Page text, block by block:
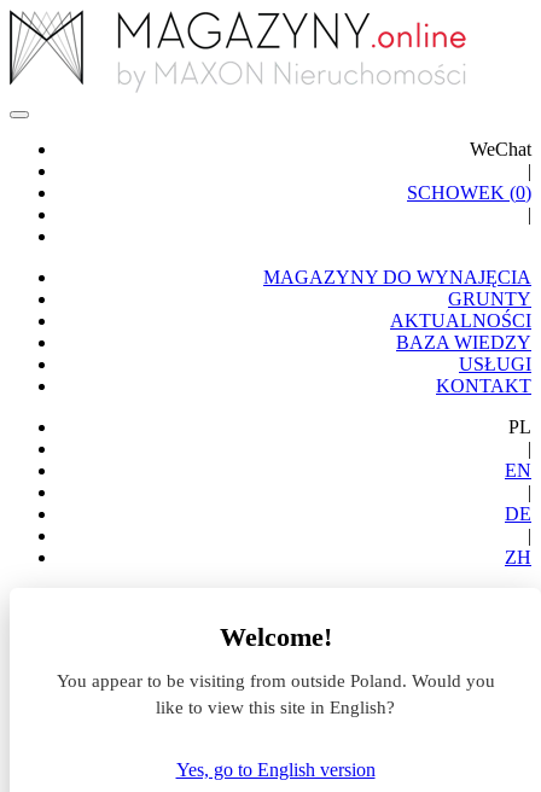
WeChat
|
SCHOWEK (0)
|
MAGAZYNY DO WYNAJĘCIA
GRUNTY
AKTUALNOŚCI
BAZA WIEDZY
USŁUGI
KONTAKT
PL
|
EN
|
DE
|
ZH
Welcome!
You appear to be visiting from outside Poland. Would you
like to view this site in English?
Yes, go to English version
Ślaskie Centrum Logistyczne
Aktualności z rynku